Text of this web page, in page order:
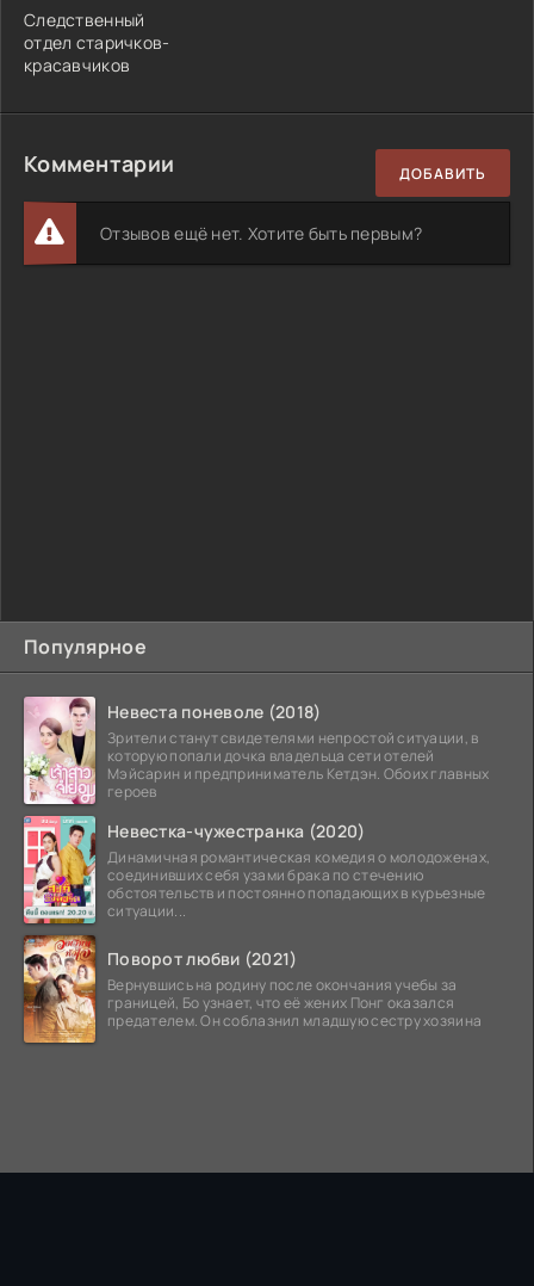
Популярное
Невеста поневоле (2018)
Зрители станут свидетелями непростой ситуации, в
которую попали дочка владельца сети отелей
Мэйсарин и предприниматель Кетдэн. Обоих главных
героев
Невестка-чужестранка (2020)
Динамичная романтическая комедия о молодоженах,
соединивших себя узами брака по стечению
обстоятельств и постоянно попадающих в курьезные
ситуации...
Поворот любви (2021)
Вернувшись на родину после окончания учебы за
границей, Бо узнает, что её жених Понг оказался
предателем. Он соблазнил младшую сестру хозяина
Следственный
отдел старичков-
красавчиков
Комментарии ДОБАВИТЬ
Отзывов ещё нет. Хотите быть первым?